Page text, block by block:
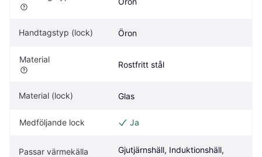
Handtagstyp (lock) Öron
Material
Rostfritt stål
Material (lock) Glas
Medföljande lock Ja
Passar värmekälla
Gjutjärnshäll, Induktionshäll,